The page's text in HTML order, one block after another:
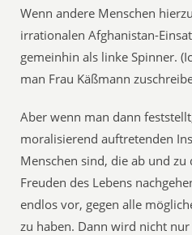
Wenn andere Menschen
irrationalen Afghanistan-
gemeinhin als linke Spinner.
man Frau Käßmann
Aber wenn man dann
moralisierend auftretenden
Menschen sind, die ab und zu
Freuden des Lebens
endlos vor, gegen alle
zu haben. Dann wird nicht